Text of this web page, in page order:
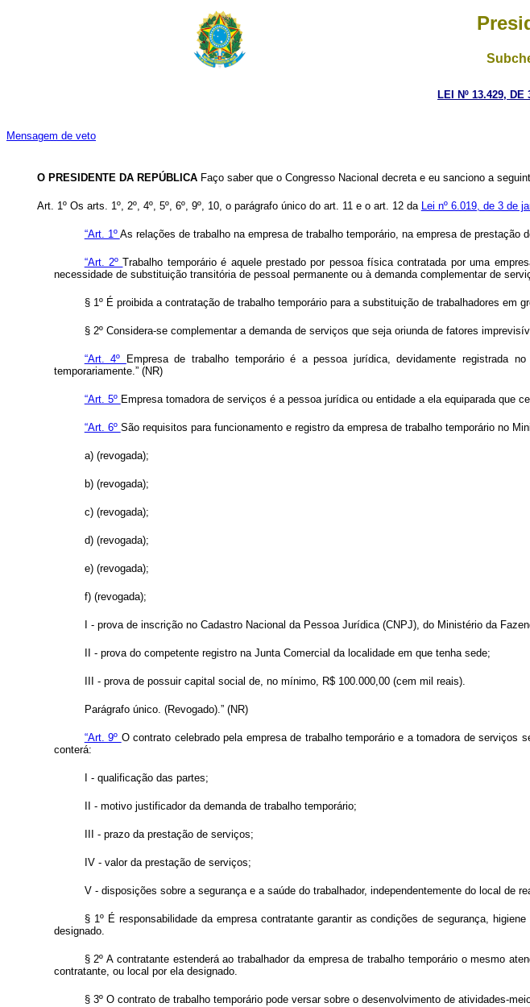
LEI Nº 13.429, DE
Mensagem de veto
O PRESIDENTE DA REPÚBLICA Faço saber que o Congresso Nacional decreta e eu sanciono a
Art. 1º Os arts. 1º, 2º, 4º, 5º, 6º, 9º, 10, o parágrafo único do art. 11 e o art. 12 da Lei nº 6.019, de 3 de
“Art. 1º As relações de trabalho na empresa de trabalho temporário, na empresa de
“Art. 2ºTrabalho temporário é aquele prestado por pessoa física contratada por uma
necessidade de substituição transitória de pessoal permanente ou à demanda complementar de
§ 1º É proibida a contratação de trabalho temporário para a substituição de trabalhadores em
§ 2º Considera-se complementar a demanda de serviços que seja oriunda de fatores
“Art. 4º
Empresa de trabalho temporário é a pessoa jurídica, devidamente registrada
temporariamente.” (NR)
“Art. 5º Empresa tomadora de serviços é a pessoa jurídica ou entidade a ela equiparada que
“Art. 6º São requisitos para funcionamento e registro da empresa de trabalho temporário no
a) (revogada);
b) (revogada);
c) (revogada);
d) (revogada);
e) (revogada);
f) (revogada);
I - prova de inscrição no Cadastro Nacional da Pessoa Jurídica (CNPJ), do Ministério da
II - prova do competente registro na Junta Comercial da localidade em que tenha sede;
III - prova de possuir capital social de, no mínimo, R$ 100.000,00 (cem mil reais).
Parágrafo único. (Revogado).” (NR)
“Art. 9º O contrato celebrado pela empresa de trabalho temporário e a tomadora de
conterá:
I - qualificação das partes;
II - motivo justificador da demanda de trabalho temporário;
III - prazo da prestação de serviços;
IV - valor da prestação de serviços;
V - disposições sobre a segurança e a saúde do trabalhador, independentemente do local de
§ 1º É responsabilidade da empresa contratante garantir as condições de segurança,
designado.
§ 2º A contratante estenderá ao trabalhador da empresa de trabalho temporário o mesmo
contratante, ou local por ela designado.
§ 3º O contrato de trabalho temporário pode versar sobre o desenvolvimento de atividades-